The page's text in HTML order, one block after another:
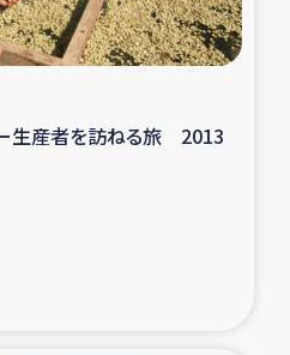
教育事業
生産者を訪ねる旅 2013